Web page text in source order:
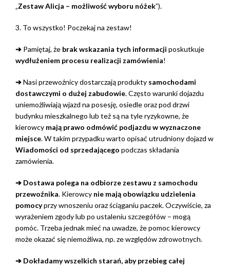
„Zestaw Alicja – możliwość wyboru nóżek”).
3. To wszystko! Poczekaj na zestaw!
➔ Pamiętaj, że brak wskazania tych informacji poskutkuje
wydłużeniem procesu realizacji zamówienia!
➔Nasi przewoźnicy dostarczają produkty samochodami
dostawczymi o dużej zabudowie. Często warunki dojazdu
uniemożliwiają wjazd na posesję, osiedle oraz pod drzwi
budynku mieszkalnego lub też są na tyle ryzykowne, że
kierowcy mają prawo odmówić podjazdu w wyznaczone
miejsce. W takim przypadku warto opisać utrudniony dojazd w
Wiadomości od sprzedającego podczas składania
zamówienia.
➔ Dostawa polega na odbiorze zestawu z samochodu
przewoźnika. Kierowcy nie mają obowiązku udzielenia
pomocyprzy wnoszeniu oraz ściąganiu paczek. Oczywiście, za
wyrażeniem zgody lub po ustaleniu szczegółów – mogą
pomóc. Trzeba jednak mieć na uwadze, że pomoc kierowcy
może okazać się niemożliwa, np. ze względów zdrowotnych.
➔ Dokładamy wszelkich starań, aby przebieg całej